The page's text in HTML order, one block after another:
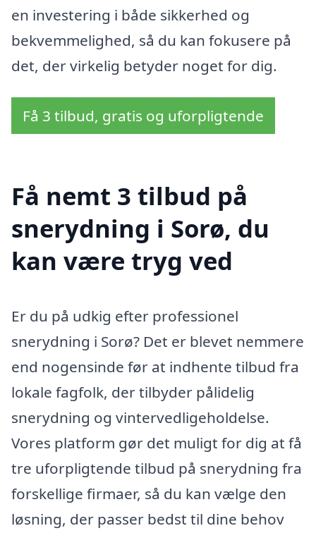
en investering i både sikkerhed og
bekvemmelighed, så du kan fokusere på
det, der virkelig betyder noget for dig.
Få 3 tilbud, gratis og uforpligtende
Få nemt 3 tilbud på
snerydning i Sorø, du
kan være tryg ved
Er du på udkig efter professionel
snerydning i Sorø? Det er blevet nemmere
end nogensinde før at indhente tilbud fra
lokale fagfolk, der tilbyder pålidelig
snerydning og vintervedligeholdelse.
Vores platform gør det muligt for dig at få
tre uforpligtende tilbud på snerydning fra
forskellige firmaer, så du kan vælge den
løsning, der passer bedst til dine behov